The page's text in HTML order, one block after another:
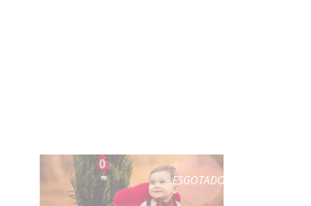
ESGOTADO